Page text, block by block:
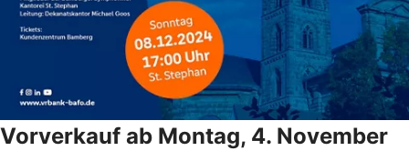
Vorverkauf ab Montag, 4. November